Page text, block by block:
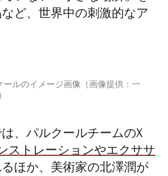
ど、世界中の刺激的なア
ールのイメージ画像（画像提供：一
、パルクールチームのX
ストレーションやエクササ
ほか、美術家の北澤潤が